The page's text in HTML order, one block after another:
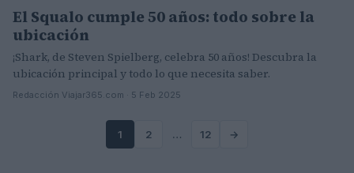
El Squalo cumple 50 años: todo sobre la
ubicación
¡Shark, de Steven Spielberg, celebra 50 años! Descubra la
ubicación principal y todo lo que necesita saber.
Redacción Viajar365.com · 5 Feb 2025
1 2 … 12 →